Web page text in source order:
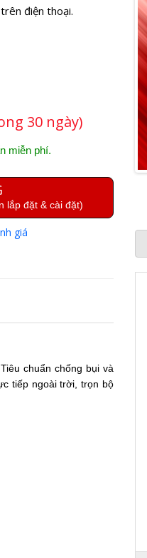
điện thoại.
30 ngày)
miễn phí.
lắp đặt & cài đặt)
giá
Tiêu chuẩn chống bụi và
tiếp ngoài trời, trọn bộ